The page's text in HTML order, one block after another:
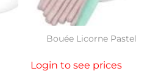
Bouée Licorne Pastel
Login to see prices